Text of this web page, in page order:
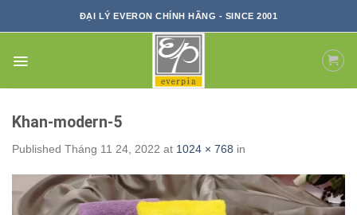
ĐẠI LÝ EVERON CHÍNH HÃNG - SINCE 2001
Khan-modern-5
Published Tháng 11 24, 2022 at 1024 × 768 in